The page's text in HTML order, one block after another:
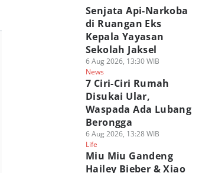
Senjata Api-Narkoba
di Ruangan Eks
Kepala Yayasan
Sekolah Jaksel
6 Aug 2026, 13:30 WIB
News
7 Ciri-Ciri Rumah
Disukai Ular,
Waspada Ada Lubang
Berongga
6 Aug 2026, 13:28 WIB
Life
Miu Miu Gandeng
Hailey Bieber & Xiao